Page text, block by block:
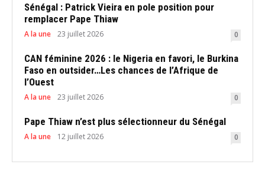
Sénégal : Patrick Vieira en pole position pour
remplacer Pape Thiaw
A la une 23 juillet 2026 0
CAN féminine 2026 : le Nigeria en favori, le Burkina
Faso en outsider…Les chances de l’Afrique de
l’Ouest
A la une 23 juillet 2026 0
Pape Thiaw n’est plus sélectionneur du Sénégal
A la une 12 juillet 2026 0